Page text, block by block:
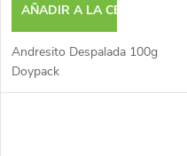
AÑADIR A LA CESTA
Andresito Despalada 100g
Doypack